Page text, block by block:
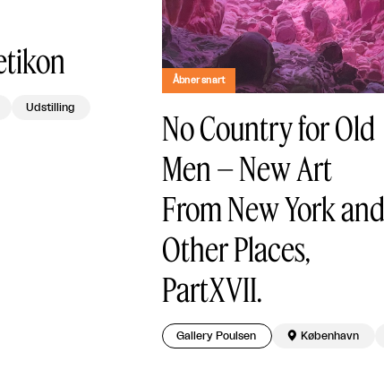
Udstilling
Åbner snart
No Country for Old
Men – New Art
From New York and
Other Places,
PartXVII.
Gallery Poulsen  København